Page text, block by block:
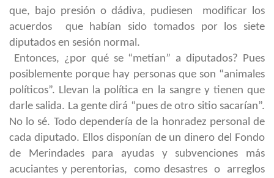
que, bajo presión o dádiva, pudiesen modificar los
acuerdos que habían sido tomados por los siete
diputados en sesión normal.
Entonces, ¿por qué se “metían” a diputados? Pues
posiblemente porque hay personas que son “animales
políticos”. Llevan la política en la sangre y tienen que
darle salida. La gente dirá “pues de otro sitio sacarían”.
No lo sé. Todo dependería de la honradez personal de
cada diputado. Ellos disponían de un dinero del Fondo
de Merindades para ayudas y subvenciones más
acuciantes y perentorias, como desastres o arreglos